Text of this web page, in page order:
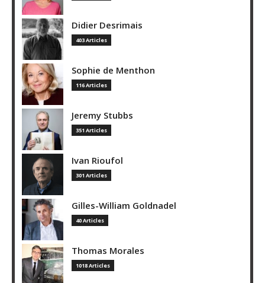
Didier Desrimais
403 Articles
Sophie de Menthon
116 Articles
Jeremy Stubbs
351 Articles
Ivan Rioufol
301 Articles
Gilles-William Goldnadel
40 Articles
Thomas Morales
1018 Articles